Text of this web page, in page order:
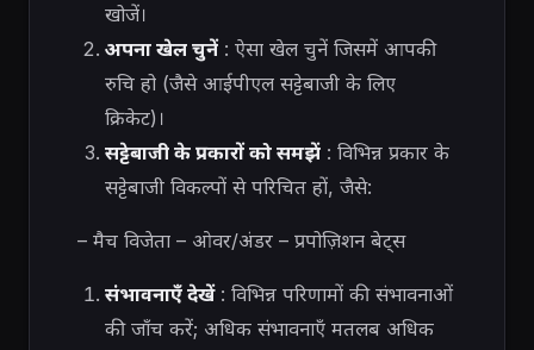
खोजें।
अपना खेल चुनें: ऐसा खेल चुनें जिसमें आपकी
रुचि हो (जैसे आईपीएल सट्टेबाजी के लिए
क्रिकेट)।
सट्टेबाजी के प्रकारों को समझें: विभिन्न प्रकार के
सट्टेबाजी विकल्पों से परिचित हों, जैसे:
– मैच विजेता – ओवर/अंडर – प्रपोज़िशन बेट्स
संभावनाएँ देखें: विभिन्न परिणामों की संभावनाओं
की जाँच करें; अधिक संभावनाएँ मतलब अधिक